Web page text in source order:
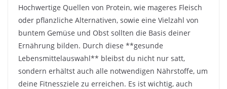
Hochwertige Quellen von Protein, wie mageres Fleisch
oder pflanzliche Alternativen, sowie eine Vielzahl von
buntem Gemüse und Obst sollten die Basis deiner
Ernährung bilden. Durch diese **gesunde
Lebensmittelauswahl** bleibst du nicht nur satt,
sondern erhältst auch alle notwendigen Nährstoffe, um
deine Fitnessziele zu erreichen. Es ist wichtig, auch